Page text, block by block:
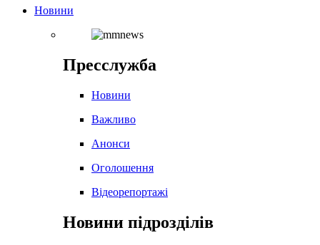
Новини
Пресслужба
Новини
Важливо
Анонси
Оголошення
Відеорепортажі
Новини підрозділів